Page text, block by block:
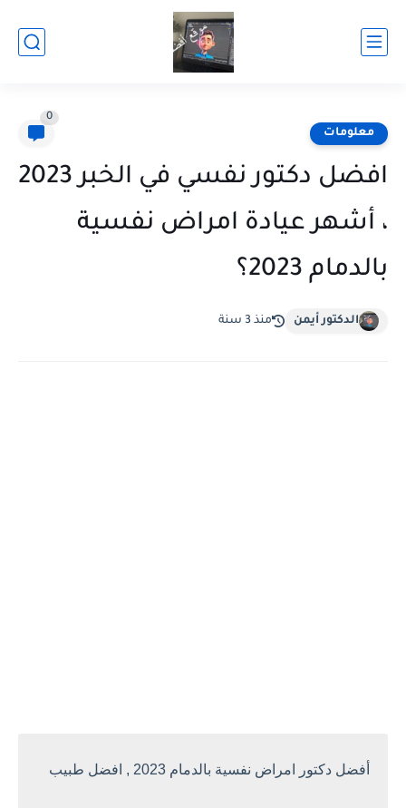
معلومات
0
افضل دكتور نفسي في الخبر 2023
، أشهر عيادة امراض نفسية
بالدمام 2023؟
الدكتور أيمن منذ 3 سنة
أفضل دكتور امراض نفسية بالدمام 2023 , افضل طبيب